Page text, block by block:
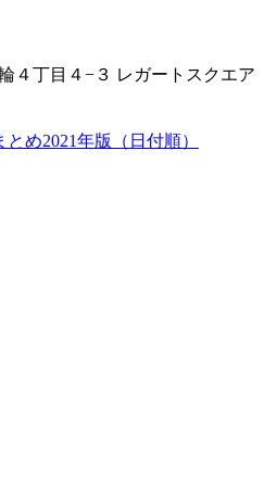
４丁目４−３ レガートスクエア
め2021年版（日付順）